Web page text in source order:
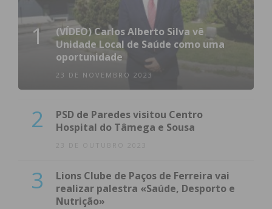
1
(VÍDEO) Carlos Alberto Silva vê
Unidade Local de Saúde como uma
oportunidade
23 DE NOVEMBRO 2023
2
PSD de Paredes visitou Centro
Hospital do Tâmega e Sousa
23 DE OUTUBRO 2023
3
Lions Clube de Paços de Ferreira vai
realizar palestra «Saúde, Desporto e
Nutrição»